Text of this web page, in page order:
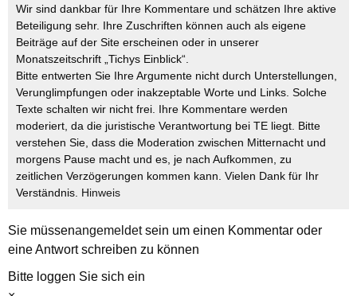
Wir sind dankbar für Ihre Kommentare und schätzen Ihre aktive
Beteiligung sehr. Ihre Zuschriften können auch als eigene
Beiträge auf der Site erscheinen oder in unserer
Monatszeitschrift „Tichys Einblick“.
Bitte entwerten Sie Ihre Argumente nicht durch Unterstellungen,
Verunglimpfungen oder inakzeptable Worte und Links. Solche
Texte schalten wir nicht frei. Ihre Kommentare werden
moderiert, da die juristische Verantwortung bei TE liegt. Bitte
verstehen Sie, dass die Moderation zwischen Mitternacht und
morgens Pause macht und es, je nach Aufkommen, zu
zeitlichen Verzögerungen kommen kann. Vielen Dank für Ihr
Verständnis. Hinweis
Sie müssenangemeldetsein um einen Kommentar oder
eine Antwort schreiben zu können
Bitte loggen Sie sich ein